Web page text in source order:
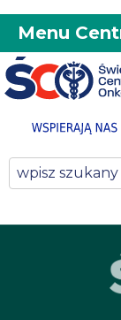
Menu